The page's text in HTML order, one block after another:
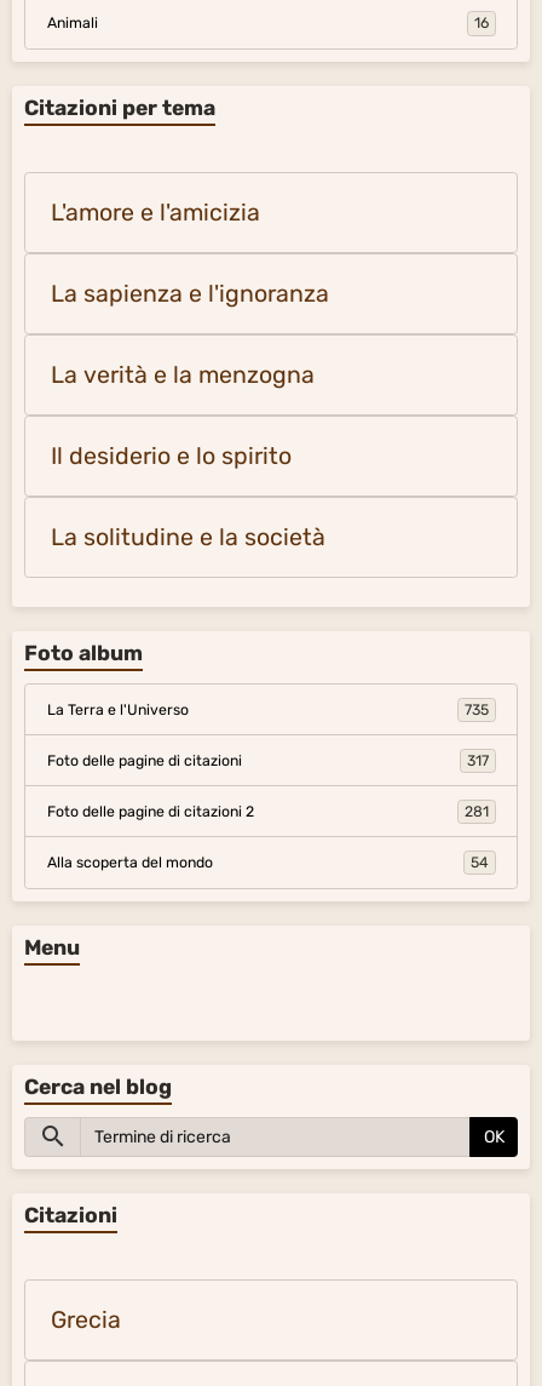
Animali 16
Citazioni per tema
L'amore e l'amicizia
La sapienza e l'ignoranza
La verità e la menzogna
Il desiderio e lo spirito
La solitudine e la società
Foto album
La Terra e l'Universo 735
Foto delle pagine di citazioni 317
Foto delle pagine di citazioni 2 281
Alla scoperta del mondo 54
Menu
Cerca nel blog
OK
Citazioni
Grecia